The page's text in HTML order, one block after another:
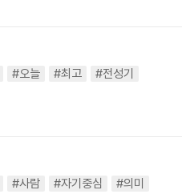
#오늘 #최고
#전성기
#사람 #자기중심
#의미